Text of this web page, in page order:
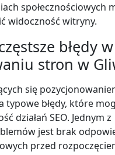
społecznościowych
widoczność witryny.
błędy w
stron w
się
typowe błędy, które
działań SEO. Jednym z
jest brak
przed